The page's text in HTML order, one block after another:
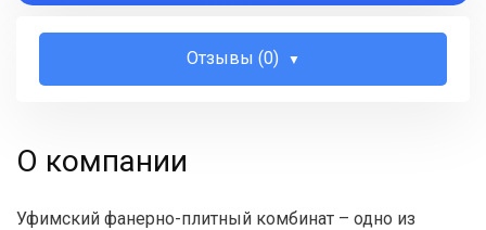
Отзывы (0)
О компании
Уфимский фанерно-плитный комбинат – одно из